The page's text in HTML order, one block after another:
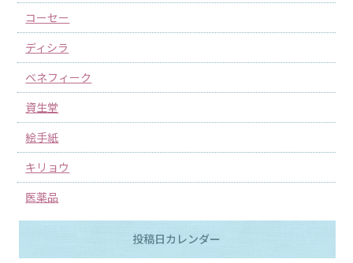
コーセー
ディシラ
ベネフィーク
資生堂
絵手紙
キリョウ
医薬品
投稿日カレンダー